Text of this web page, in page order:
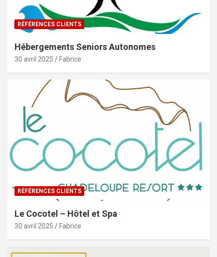
RÉFÉRENCES CLIENTS
Hébergements Seniors Autonomes
30 avril 2025 Fabrice
RÉFÉRENCES CLIENTS
Le Cocotel – Hôtel et Spa
30 avril 2025 Fabrice